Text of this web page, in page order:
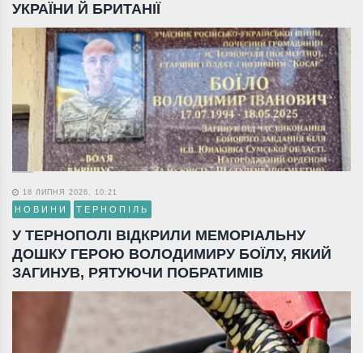
УКРАЇНИ Й БРИТАНІЇ
18 ЛИПНЯ 2026, 10:21
НОВИНИ ТЕРНОПІЛЬ
У ТЕРНОПОЛІ ВІДКРИЛИ МЕМОРІАЛЬНУ
ДОШКУ ГЕРОЮ ВОЛОДИМИРУ БОЇЛУ, ЯКИЙ
ЗАГИНУВ, РЯТУЮЧИ ПОБРАТИМІВ